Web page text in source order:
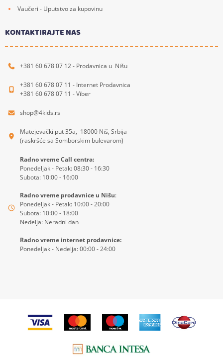
Vaučeri - Uputstvo za kupovinu
KONTAKTIRAJTE NAS
+381 60 678 07 12 - Prodavnica u Nišu
+381 60 678 07 11 - Internet Prodavnica
+381 60 678 07 11 - Viber
shop@4kids.rs
Matejevački put 35a, 18000 Niš, Srbija
(raskršće sa Somborskim bulevarom)
Radno vreme Call centra:
Ponedeljak - Petak: 08:30 - 16:30
Subota: 10:00 - 16:00
Radno vreme prodavnice u Nišu:
Ponedeljak - Petak: 10:00 - 20:00
Subota: 10:00 - 18:00
Nedelja: Neradni dan
Radno vreme internet prodavnice:
Ponedeljak - Nedelja: 00:00 - 24:00